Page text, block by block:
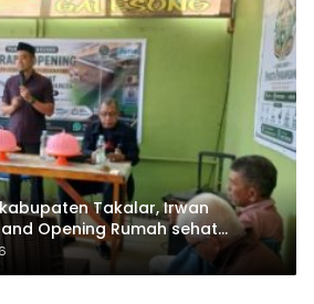
kabupaten Takalar, Irwan
Opening Rumah sehat
Melayani Terapis Gratis untuk
umum.